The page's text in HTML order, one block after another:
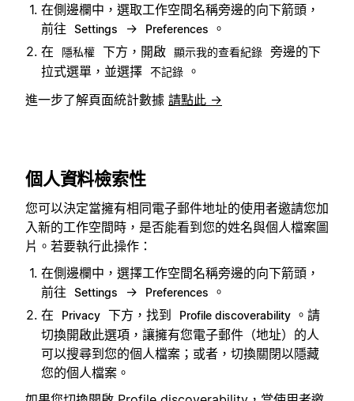
在側邊欄中，選取工作空間名稱旁邊的向下箭頭，
前往
Settings → Preferences
。
在
隱私權 下方，開啟 顯示我的查看紀錄 旁邊的下
拉式選單，並選擇 不記錄 。
進一步了解頁面統計數據 請點此 →
個人資料檢索性
您可以決定當擁有相同電子郵件地址的使用者邀請您加
入新的工作空間時，是否能看到您的姓名與個人檔案圖
片。若要執行此操作：
在側邊欄中，選擇工作空間名稱旁邊的向下箭頭，
前往
Settings → Preferences
。
在
Privacy 下方，找到 Profile discoverability 。請
切換開啟此選項，讓擁有您電子郵件（地址）的人
可以搜尋到您的個人檔案；或者，切換關閉以隱藏
您的個人檔案。